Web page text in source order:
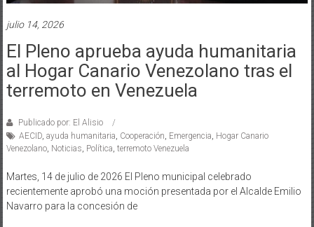
julio 14, 2026
El Pleno aprueba ayuda humanitaria
al Hogar Canario Venezolano tras el
terremoto en Venezuela
Publicado por: El Alisio
AECID, ayuda humanitaria Cooperación Emergencia Hogar Canario
Venezolano, Noticias Política terremoto Venezuela
Martes, 14 de julio de 2026 El Pleno municipal celebrado
recientemente aprobó una moción presentada por el Alcalde Emilio
Navarro para la concesión de